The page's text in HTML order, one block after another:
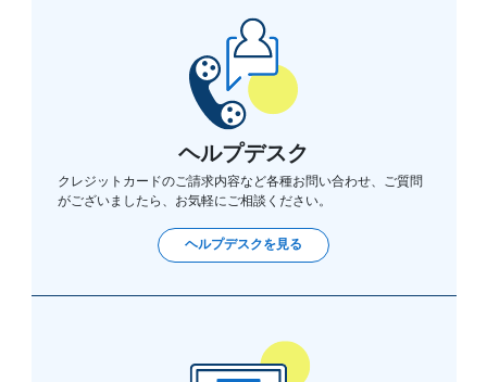
ヘルプデスク
クレジットカードのご請求内容など各種お問い合わせ、ご質問
がございましたら、お気軽にご相談ください。
ヘルプデスクを見る